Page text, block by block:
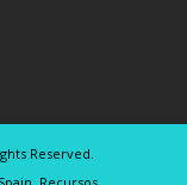
Reserved.